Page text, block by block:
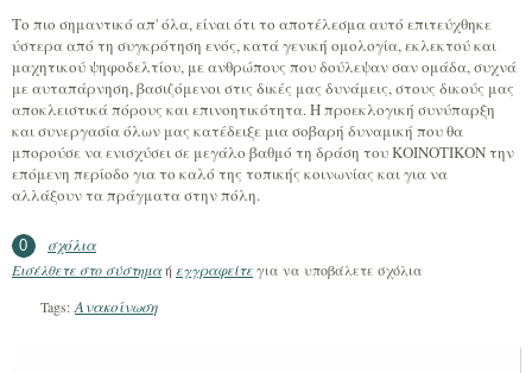
Το πιο σημαντικό απ' όλα, είναι ότι το αποτέλεσμα αυτό επιτεύχθηκε
ύστερα από τη συγκρότηση ενός, κατά γενική ομολογία, εκλεκτού και
μαχητικού ψηφοδελτίου, με ανθρώπους που δούλεψαν σαν ομάδα, συχνά
με αυταπάρνηση, βασιζόμενοι στις δικές μας δυνάμεις, στους δικούς μας
αποκλειστικά πόρους και επινοητικότητα. Η προεκλογική συνύπαρξη
και συνεργασία όλων μας κατέδειξε μια σοβαρή δυναμική που θα
μπορούσε να ενισχύσει σε μεγάλο βαθμό τη δράση του ΚΟΙΝΟΤΙΚΟΝ την
επόμενη περίοδο για το καλό της τοπικής κοινωνίας και για να
αλλάξουν τα πράγματα στην πόλη.
0 σχόλια
Εισέλθετε στο σύστημαή εγγραφείτεγια να υποβάλετε σχόλια
Tags: Ανακοίνωση